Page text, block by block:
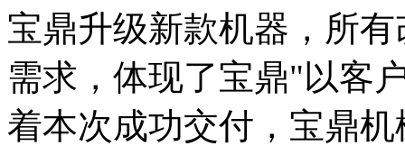
宝鼎升级新款机器，所
需求，体现了宝鼎"以客
着本次成功交付，宝鼎